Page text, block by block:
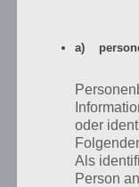
Merlins
Im Google Play
Download bereit. Mit
Spielern an und
Desgin” erwähnt.
a)
oder
Als
Person